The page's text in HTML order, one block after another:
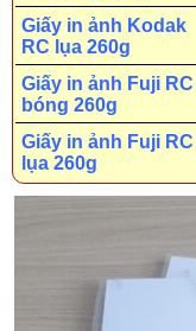
Giấy in ảnh Kodak
RC lụa 260g
Giấy in ảnh Fuji RC
bóng 260g
Giấy in ảnh Fuji RC
lụa 260g